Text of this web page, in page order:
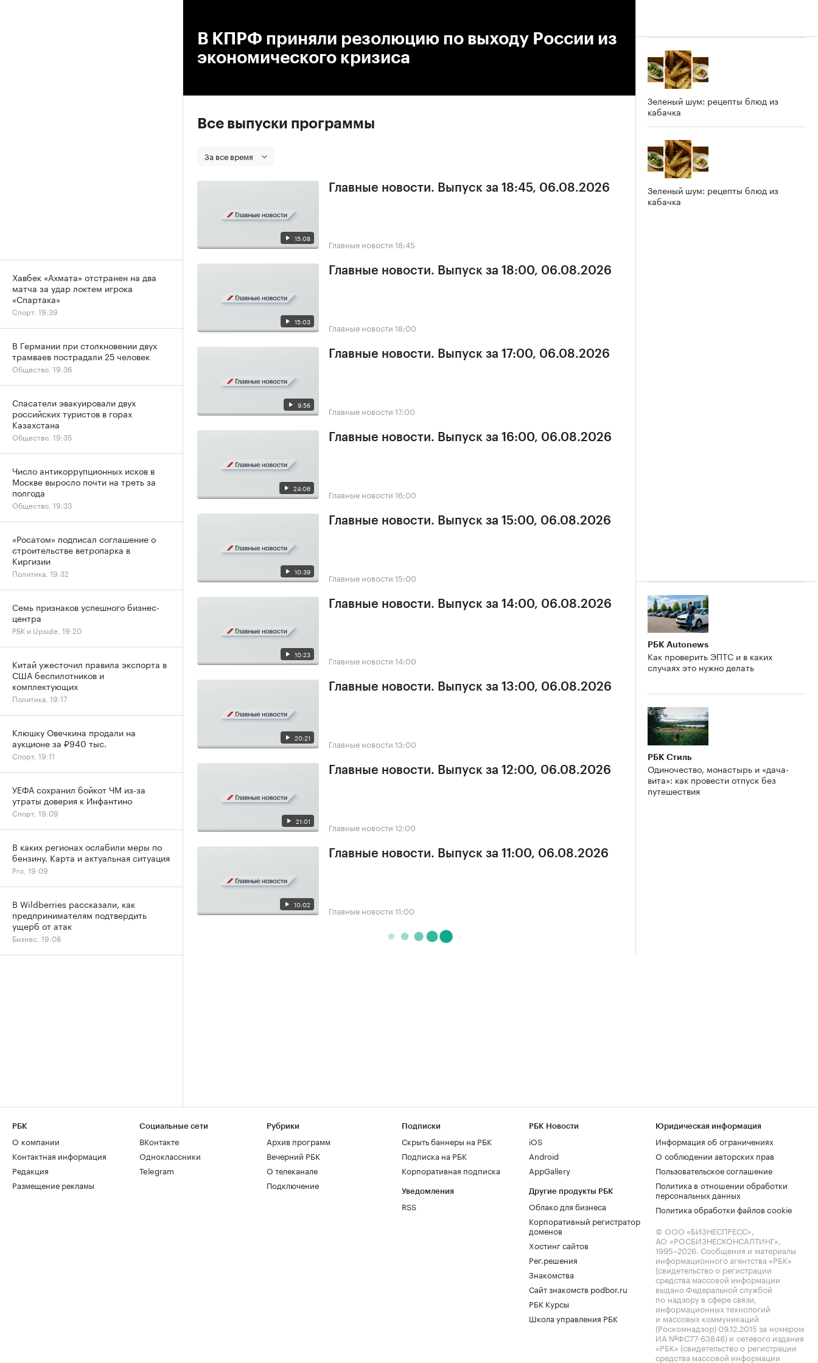
В КПРФ приняли резолюцию по выходу России из
экономического кризиса
Все выпуски программы
За все время
15:08
Главные новости. Выпуск за 18:45, 06.08.2026
Главные новости 18:45
15:03
Главные новости. Выпуск за 18:00, 06.08.2026
Главные новости 18:00
9:56
Главные новости. Выпуск за 17:00, 06.08.2026
Главные новости 17:00
24:06
Главные новости. Выпуск за 16:00, 06.08.2026
Главные новости 16:00
10:39
Главные новости. Выпуск за 15:00, 06.08.2026
Главные новости 15:00
10:23
Главные новости. Выпуск за 14:00, 06.08.2026
Главные новости 14:00
20:21
Главные новости. Выпуск за 13:00, 06.08.2026
Главные новости 13:00
21:01
Главные новости. Выпуск за 12:00, 06.08.2026
Главные новости 12:00
10:02
Главные новости. Выпуск за 11:00, 06.08.2026
Главные новости 11:00
Зеленый шум: рецепты блюд из
кабачка
Зеленый шум: рецепты блюд из
кабачка
РБК Autonews
Как проверить ЭПТС и в каких
случаях это нужно делать
РБК Стиль
Одиночество, монастырь и «дача-
вита»: как провести отпуск без
путешествия
Хавбек «Ахмата» отстранен на два
матча за удар локтем игрока
«Спартака»
Спорт, 19:39
В Германии при столкновении двух
трамваев пострадали 25 человек
Общество, 19:36
Спасатели эвакуировали двух
российских туристов в горах
Казахстана
Общество, 19:35
Число антикоррупционных исков в
Москве выросло почти на треть за
полгода
Общество, 19:33
«Росатом» подписал соглашение о
строительстве ветропарка в
Киргизии
Политика, 19:32
Семь признаков успешного бизнес-
центра
РБК и Upside, 19:20
Китай ужесточил правила экспорта в
США беспилотников и
комплектующих
Политика, 19:17
Клюшку Овечкина продали на
аукционе за ₽940 тыс.
Спорт, 19:11
УЕФА сохранил бойкот ЧМ из-за
утраты доверия к Инфантино
Спорт, 19:09
В каких регионах ослабили меры по
бензину. Карта и актуальная ситуация
Pro, 19:09
В Wildberries рассказали, как
предпринимателям подтвердить
ущерб от атак
Бизнес, 19:08
РБК
О компании
Контактная информация
Редакция
Размещение рекламы
Социальные сети
ВКонтакте
Одноклассники
Telegram
Рубрики
Архив программ
Вечерний РБК
О телеканале
Подключение
Подписки
Скрыть баннеры на РБК
Подписка на РБК
Корпоративная подписка
Уведомления
RSS
РБК Новости
iOS
Android
AppGallery
Другие продукты РБК
Облако для бизнеса
Корпоративный регистратор
доменов
Хостинг сайтов
Рег.решения
Знакомства
Сайт знакомств podbor.ru
РБК Курсы
Школа управления РБК
Юридическая информация
Информация об ограничениях
О соблюдении авторских прав
Пользовательское соглашение
Политика в отношении обработки
персональных данных
Политика обработки файлов cookie
© ООО «БИЗНЕСПРЕСС»,
АО «РОСБИЗНЕСКОНСАЛТИНГ»,
1995–2026. Сообщения и материалы
информационного агентства «РБК»
(свидетельство о регистрации
средства массовой информации
выдано Федеральной службой
по надзору в сфере связи,
информационных технологий
и массовых коммуникаций
(Роскомнадзор) 09.12.2015 за номером
ИА №ФС77-63848) и сетевого издания
«РБК» (свидетельство о регистрации
средства массовой информации